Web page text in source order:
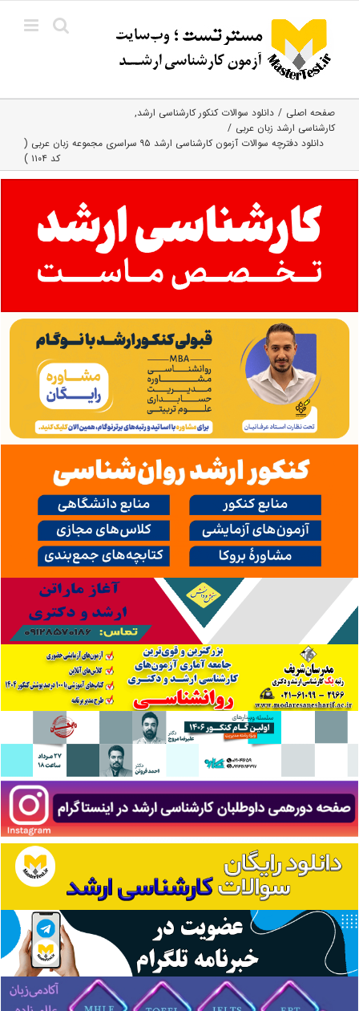
content
صفحه اصلی
دانلود سوالات کنکور کارشناسی ارشد
کارشناسی ارشد زبان عربی
دانلود دفترچه سوالات آزمون کارشناسی ارشد ۹۵ سراسری مجموعه زبان عربی (
کد ۱۱۰۴ )